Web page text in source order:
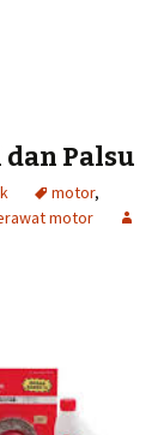
Palsu
motor,
motor